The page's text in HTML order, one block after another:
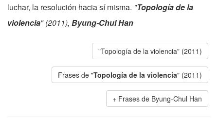
luchar, la resolución hacia sí misma. "Topología de la
violencia" (2011), Byung-Chul Han
"Topología de la violencia" (2011)
Frases de "Topología de la violencia" (2011)
Frases de Byung-Chul Han